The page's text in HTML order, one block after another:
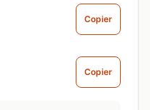
Copier
Copier